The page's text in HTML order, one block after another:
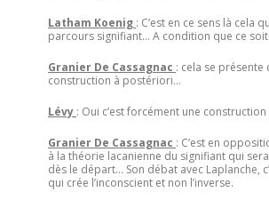
Latham Koenig : C’est en ce sens là cela
parcours signifiant… A condition que ce soit
Granier De Cassagnac : cela se présente
construction à postériori…
Lévy : Oui c’est forcément une
Granier De Cassagnac : C’est en
à la théorie lacanienne du signifiant qui
dès le départ… Son débat avec Laplanche,
qui crée l’inconscient et non l’inverse.